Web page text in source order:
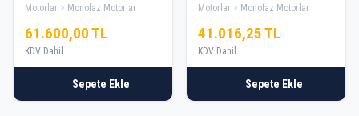
Motorlar Monofaz Motorlar
61.600,00 TL
KDV Dahil
Sepete Ekle
Motorlar Monofaz Motorlar
41.016,25 TL
KDV Dahil
Sepete Ekle